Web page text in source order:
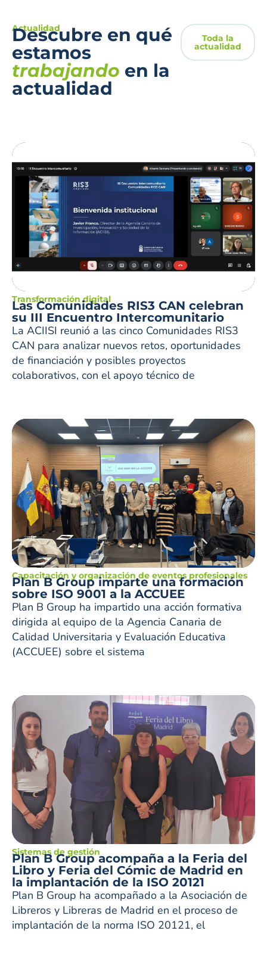
Actualidad
Descubre en qué
estamos
trabajando en la
actualidad
Toda la
actualidad
Transformación digital
Las Comunidades RIS3 CAN celebran
su III Encuentro Intercomunitario
La ACIISI reunió a las cinco Comunidades RIS3
CAN para analizar nuevos retos, oportunidades
de financiación y posibles proyectos
colaborativos, con el apoyo técnico de
Capacitación y organización de eventos profesionales
Plan B Group imparte una formación
sobre ISO 9001 a la ACCUEE
Plan B Group ha impartido una acción formativa
dirigida al equipo de la Agencia Canaria de
Calidad Universitaria y Evaluación Educativa
(ACCUEE) sobre el sistema
Sistemas de gestión
Plan B Group acompaña a la Feria del
Libro y Feria del Cómic de Madrid en
la implantación de la ISO 20121
Plan B Group ha acompañado a la Asociación de
Libreros y Libreras de Madrid en el proceso de
implantación de la norma ISO 20121, el